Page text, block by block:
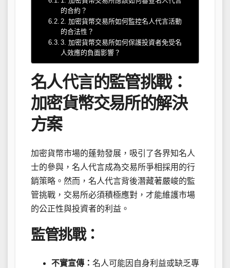
的合約？
2. 加密貨幣交易所如何監控名人代言活動
的合法性？
3. 加密貨幣交易所如何保護投資者免受名
人效應的負面影響？
名人代言的監管挑戰：
加密貨幣交易所的解決
方案
加密貨幣市場的蓬勃發展，吸引了各界知名人
士的參與，名人代言成為交易所爭相採用的行
銷策略。然而，名人代言背後潛藏著嚴峻的監
管挑戰，交易所必須積極應對，才能維護市場
的公正性與投資者的利益。
監管挑戰：
不實宣傳： 名人可能因自身利益或缺乏專